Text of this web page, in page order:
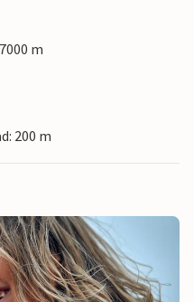
m
200 m